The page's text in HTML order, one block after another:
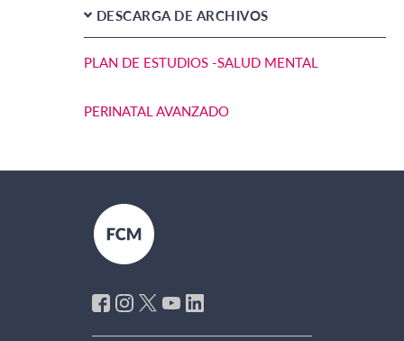
DESCARGA DE ARCHIVOS
PLAN DE ESTUDIOS -SALUD MENTAL
PERINATAL AVANZADO